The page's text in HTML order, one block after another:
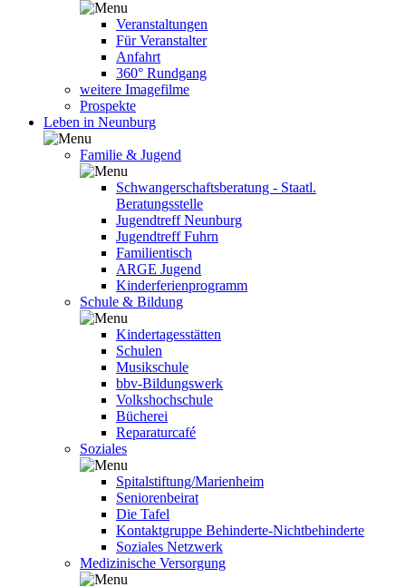
Veranstaltungen
Für Veranstalter
Anfahrt
360° Rundgang
weitere Imagefilme
Prospekte
Leben in Neunburg
Familie & Jugend
Schwangerschaftsberatung - Staatl.
Beratungsstelle
Jugendtreff Neunburg
Jugendtreff Fuhrn
Familientisch
ARGE Jugend
Kinderferienprogramm
Schule & Bildung
Kindertagesstätten
Schulen
Musikschule
bbv-Bildungswerk
Volkshochschule
Bücherei
Reparaturcafé
Soziales
Spitalstiftung/Marienheim
Seniorenbeirat
Die Tafel
Kontaktgruppe Behinderte-Nichtbehinderte
Soziales Netzwerk
Medizinische Versorgung